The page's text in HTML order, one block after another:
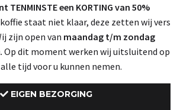
TENMINSTE een KORTING van 50%
koffie staat niet klaar, deze zetten wij vers
zijn open van maandag t/m zondag
Op dit moment werken wij uitsluitend op
tijd voor u kunnen nemen.
EIGEN BEZORGING